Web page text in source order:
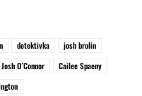
detektivka
josh brolin
Josh O´Connor
Cailee Spaeny